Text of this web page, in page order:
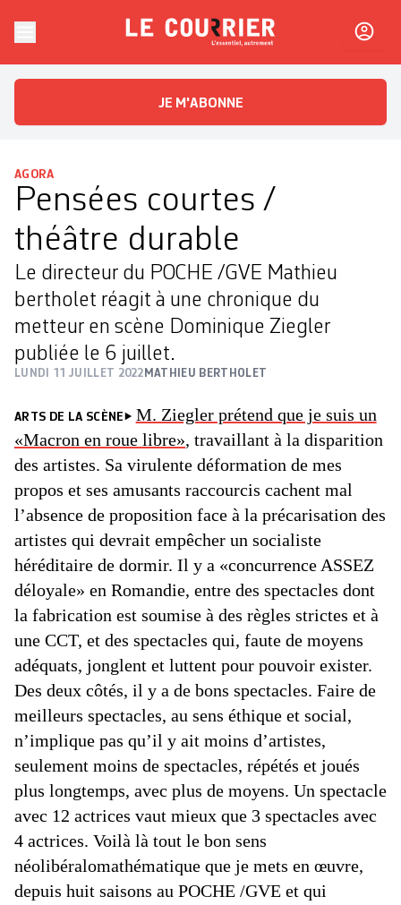
Le CourrierL'essentiel, autrement
JE M'ABONNE
AGORA
Pensées courtes /
théâtre durable
Le directeur du POCHE /GVE Mathieu
bertholet réagit à une chronique du
metteur en scène Dominique Ziegler
publiée le 6 juillet.
LUNDI 11 JUILLET 2022 MATHIEU BERTHOLET
ARTS DE LA SCÈNE
M. Ziegler prétend que je suis un
«Macron en roue libre», travaillant à la disparition
des artistes. Sa virulente déformation de mes
propos et ses amusants raccourcis cachent mal
l’absence de proposition face à la précarisation des
artistes qui devrait empêcher un socialiste
héréditaire de dormir. Il y a «concurrence ASSEZ
déloyale» en Romandie, entre des spectacles dont
la fabrication est soumise à des règles strictes et à
une CCT, et des spectacles qui, faute de moyens
adéquats, jonglent et luttent pour pouvoir exister.
Des deux côtés, il y a de bons spectacles. Faire de
meilleurs spectacles, au sens éthique et social,
n’implique pas qu’il y ait moins d’artistes,
seulement moins de spectacles, répétés et joués
plus longtemps, avec plus de moyens. Un spectacle
avec 12 actrices vaut mieux que 3 spectacles avec
4 actrices. Voilà là tout le bon sens
néolibéralomathématique que je mets en œuvre,
depuis huit saisons au POCHE /GVE et qui